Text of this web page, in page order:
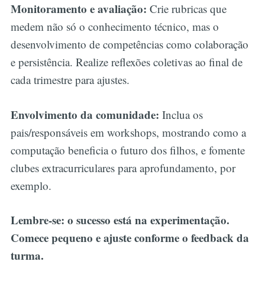
Monitoramento e avaliação: Crie rubricas que
medem não só o conhecimento técnico, mas o
desenvolvimento de competências como colaboração
e persistência. Realize reflexões coletivas ao final de
cada trimestre para ajustes.
Envolvimento da comunidade: Inclua os
pais/responsáveis em workshops, mostrando como a
computação beneficia o futuro dos filhos, e fomente
clubes extracurriculares para aprofundamento, por
exemplo.
Lembre-se: o sucesso está na experimentação.
Comece pequeno e ajuste conforme o feedback da
turma.